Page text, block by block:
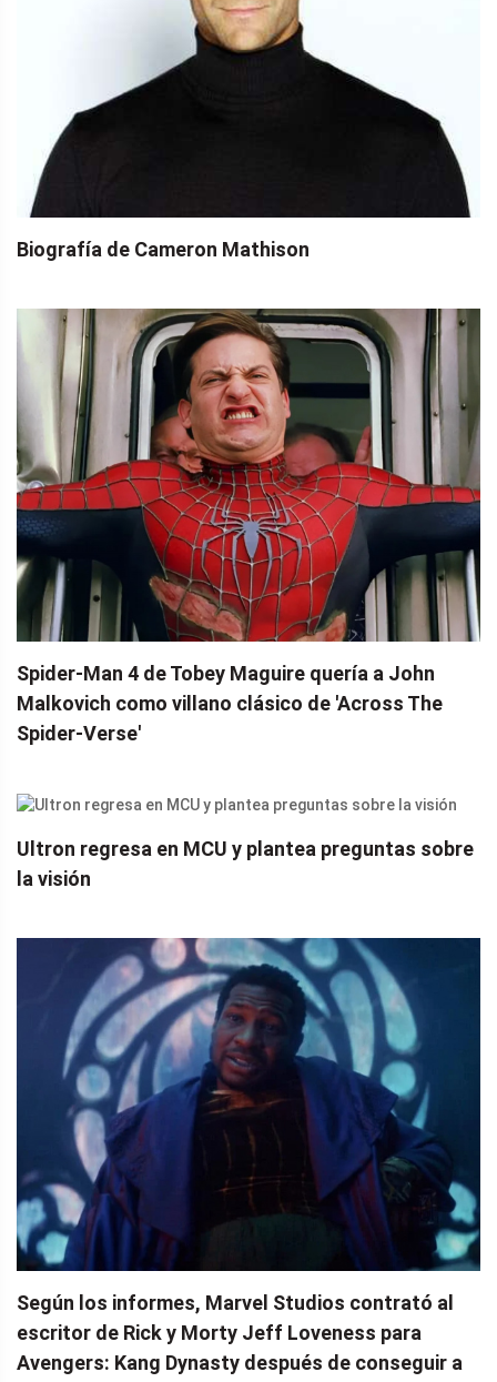
Biografía de Cameron Mathison
Spider-Man 4 de Tobey Maguire quería a John
Malkovich como villano clásico de 'Across The
Spider-Verse'
Ultron regresa en MCU y plantea preguntas sobre
la visión
Según los informes, Marvel Studios contrató al
escritor de Rick y Morty Jeff Loveness para
Avengers: Kang Dynasty después de conseguir a